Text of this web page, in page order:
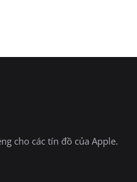
cho các tín đồ của Apple.